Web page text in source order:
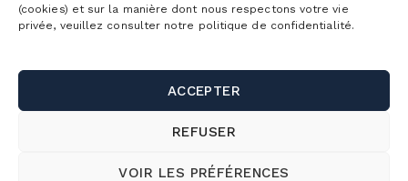
(cookies) et sur la manière dont nous respectons votre vie
privée, veuillez consulter notre politique de confidentialité.
ACCEPTER
REFUSER
VOIR LES PRÉFÉRENCES